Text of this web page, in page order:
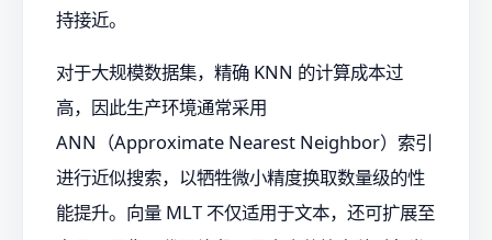
持接近。
对于大规模数据集，精确 KNN 的计算成本过
高，因此生产环境通常采用
ANN（Approximate Nearest Neighbor）索引
进行近似搜索，以牺牲微小精度换取数量级的性
能提升。向量 MLT 不仅适用于文本，还可扩展至